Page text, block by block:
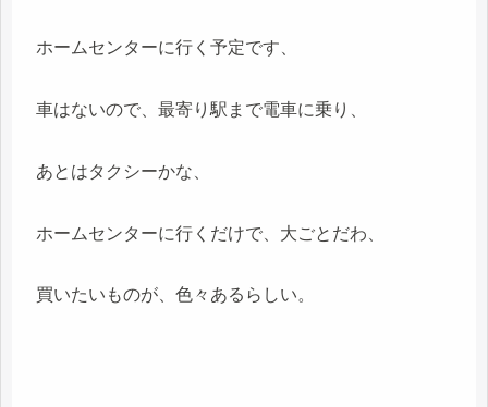
ホームセンターに行く予定です、
車はないので、最寄り駅まで電車に乗り、
あとはタクシーかな、
ホームセンターに行くだけで、大ごとだわ、
買いたいものが、色々あるらしい。